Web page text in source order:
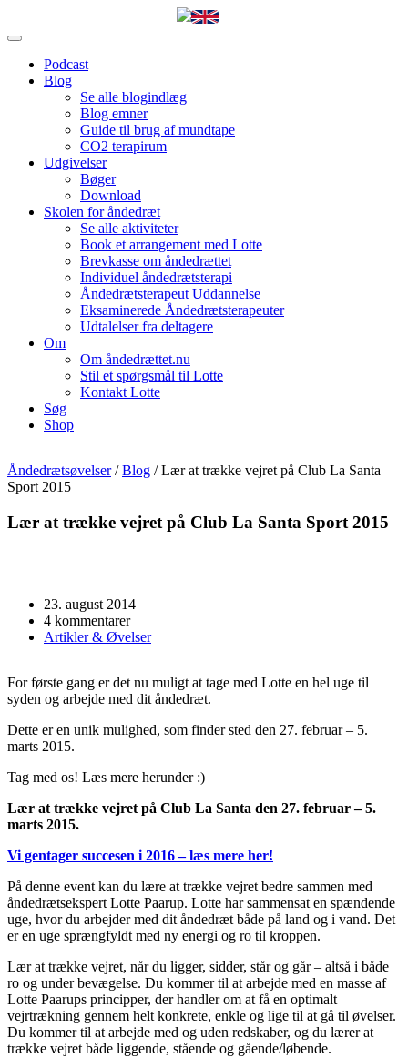
Podcast
Blog
Se alle blogindlæg
Blog emner
Guide til brug af mundtape
CO2 terapirum
Udgivelser
Bøger
Download
Skolen for åndedræt
Se alle aktiviteter
Book et arrangement med Lotte
Brevkasse om åndedrættet
Individuel åndedrætsterapi
Åndedrætsterapeut Uddannelse
Eksaminerede Åndedrætsterapeuter
Udtalelser fra deltagere
Om
Om åndedrættet.nu
Stil et spørgsmål til Lotte
Kontakt Lotte
Søg
Shop
Åndedrætsøvelser/Blog /Lær at trække vejret på Club La Santa
Sport 2015
Lær at trække vejret på Club La Santa Sport 2015
23. august 2014
4 kommentarer
Artikler & Øvelser
For første gang er det nu muligt at tage med Lotte en hel uge til
syden og arbejde med dit åndedræt.
Dette er en unik mulighed, som finder sted den 27. februar – 5.
marts 2015.
Tag med os! Læs mere herunder :)
Lær at trække vejret på Club La Santa den 27. februar – 5.
marts 2015.
Vi gentager succesen i 2016 – læs mere her!
På denne event kan du lære at trække vejret bedre sammen med
åndedrætsekspert Lotte Paarup. Lotte har sammensat en spændende
uge, hvor du arbejder med dit åndedræt både på land og i vand. Det
er en uge sprængfyldt med ny energi og ro til kroppen.
Lær at trække vejret, når du ligger, sidder, står og går – altså i både
ro og under bevægelse. Du kommer til at arbejde med en masse af
Lotte Paarups principper, der handler om at få en optimalt
vejrtrækning gennem helt konkrete, enkle og lige til at gå til øvelser.
Du kommer til at arbejde med og uden redskaber, og du lærer at
trække vejret både liggende, stående og gående/løbende.